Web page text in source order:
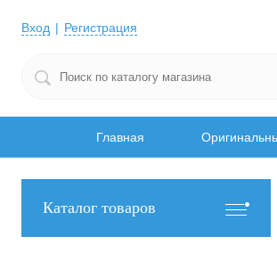
Вход Регистрация
Главная
Каталог товаров